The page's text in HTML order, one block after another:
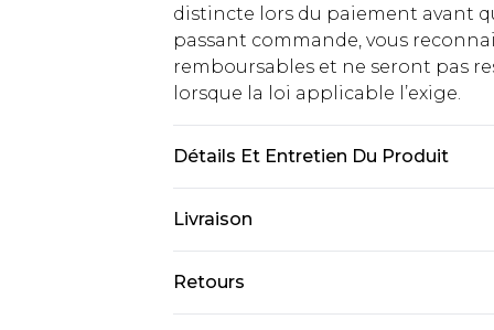
distincte lors du paiement avant
passant commande, vous
remboursables et ne seront pas
lorsque la loi applicable l’exige.
Détails Et Entretien Du Produit
Livraison
Livraison standard France
Retours